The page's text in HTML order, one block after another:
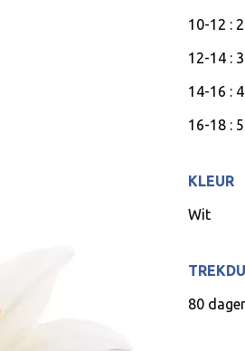
10-12 :
12-14 :
14-16 :
16-18 :
KLEUR
Wit
80